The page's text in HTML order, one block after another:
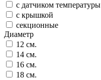
с датчиком температуры
с крышкой
секционные
Диаметр
12 см.
14 см.
16 см.
18 см.